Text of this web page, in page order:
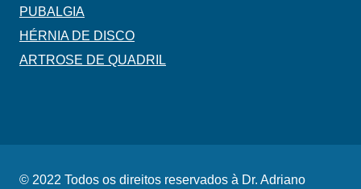
PUBALGIA
HÉRNIA DE DISCO
ARTROSE DE QUADRIL
© 2022 Todos os direitos reservados à Dr. Adriano